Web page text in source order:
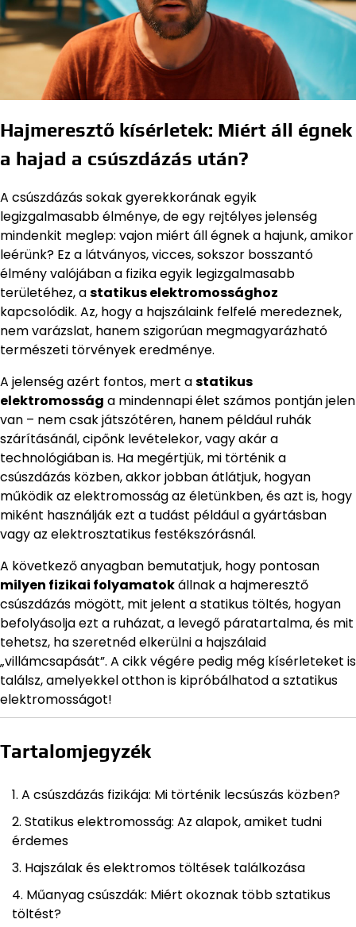
Hajmeresztő kísérletek: Miért áll égnek
a hajad a csúszdázás után?
A csúszdázás sokak gyerekkorának egyik
legizgalmasabb élménye, de egy rejtélyes jelenség
mindenkit meglep: vajon miért áll égnek a hajunk, amikor
leérünk? Ez a látványos, vicces, sokszor bosszantó
élmény valójában a fizika egyik legizgalmasabb
területéhez, astatikus elektromossághoz
kapcsolódik. Az, hogy a hajszálaink felfelé meredeznek,
nem varázslat, hanem szigorúan megmagyarázható
természeti törvények eredménye.
A jelenség azért fontos, mert astatikus
elektromosság a mindennapi élet számos pontján jelen
van – nem csak játszótéren, hanem például ruhák
szárításánál, cipőnk levételekor, vagy akár a
technológiában is. Ha megértjük, mi történik a
csúszdázás közben, akkor jobban átlátjuk, hogyan
működik az elektromosság az életünkben, és azt is, hogy
miként használják ezt a tudást például a gyártásban
vagy az elektrosztatikus festékszórásnál.
A következő anyagban bemutatjuk, hogy pontosan
milyen fizikai folyamatokállnak a hajmeresztő
csúszdázás mögött, mit jelent a statikus töltés, hogyan
befolyásolja ezt a ruházat, a levegő páratartalma, és mit
tehetsz, ha szeretnéd elkerülni a hajszálaid
„villámcsapását”. A cikk végére pedig még kísérleteket is
találsz, amelyekkel otthon is kipróbálhatod a sztatikus
elektromosságot!
Tartalomjegyzék
A csúszdázás fizikája: Mi történik lecsúszás közben?
Statikus elektromosság: Az alapok, amiket tudni
érdemes
Hajszálak és elektromos töltések találkozása
Műanyag csúszdák: Miért okoznak több sztatikus
töltést?